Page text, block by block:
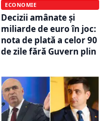
ECONOMIE
Decizii amânate și
miliarde de euro în joc:
nota de plată a celor 90
de zile fără Guvern plin